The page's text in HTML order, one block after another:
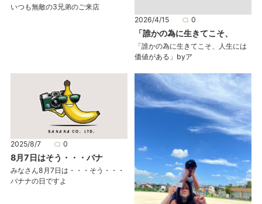
いつも無敵の3兄弟のご来店
2026/4/15
0
「誰かの為に生きてこそ、
「誰かの為に生きてこそ、人生には
価値がある」byア
2025/8/7 0
8月7日はそう・・・バナ
みなさん8月7日は・・・そう・・・
バナナの日ですよ